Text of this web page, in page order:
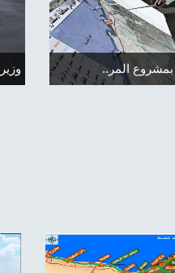
..رئيس الوزراء يتفقد سير